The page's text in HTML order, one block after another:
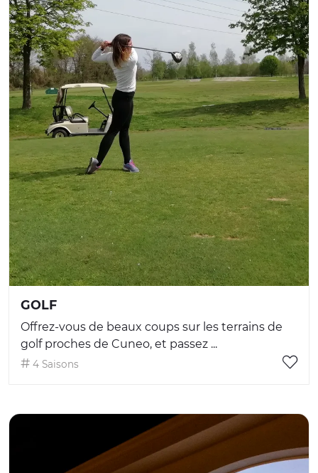
GOLF
Offrez-vous de beaux coups sur les terrains de
golf proches de Cuneo, et passez ...
4 Saisons